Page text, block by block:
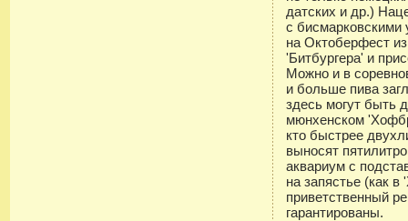
датских и др.)
с бисмарковскими
на Октоберфест
'Битбургера' и
Можно и в
и больше пива
здесь могут быть
мюнхенском
кто быстрее
выносят
аквариум с
на запястье (как
приветственный
гарантированы.